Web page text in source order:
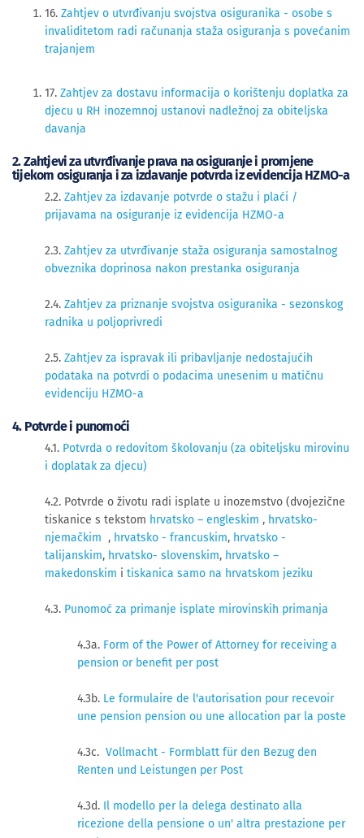
16. Zahtjev o utvrđivanju svojstva osiguranika - osobe s
invaliditetom radi računanja staža osiguranja s povećanim
trajanjem
17. Zahtjev za dostavu informacija o korištenju doplatka za
djecu u RH inozemnoj ustanovi nadležnoj za obiteljska
davanja
2. Zahtjevi za utvrđivanje prava na osiguranje i promjene
tijekom osiguranja i za izdavanje potvrda iz evidencija HZMO-a
2​​.2. Zahtjev za izdavanje potvrde o stažu i plaći /
prijavama na osiguranje iz evidencija HZMO-a
2.3. Zahtjev za utvrđivanje staža osiguranja samostalnog
obveznika doprinosa nakon prestanka osiguranja
2.4. Zahtjev za priznanje svojstva osiguranika - sezonskog
radnika u poljoprivredi
2.5. Zahtjev za ispravak ili pribavljanje nedostajućih
podataka na potvrdi o podacima unesenim u matičnu
evidenciju HZMO-a
4. Potvrde i punomoći
4.1. Potvrda o redovitom školovanju (za obiteljsku mirovinu
i doplatak za djecu)
4.2. Potvrde o životu radi isplate u inozemstvo (dvojezične
tiskanice s tekstom hrvatsko – engleskim , hrvatsko-
njemačkim , hrvatsko - francuskim, hrvatsko -
talijanskim, hrvatsko- slovenskim, hrvatsko –
makedonskim i tiskanica samo na hrvatskom jeziku
4.3. Punomoć za primanje isplate mirovinskih primanja
4.3a. Form of the Power of Attorney for receiving a
pension or benefit per post
4.3b. Le formulaire de l'autorisation pour recevoir
une pension pension ou une allocation par la poste
4.3c. Vollmacht - Formblatt für den Bezug den
Renten und Leistungen per Post
4.3d. Il modello per la delega destinato alla
ricezione della pensione o un' altra prestazione per